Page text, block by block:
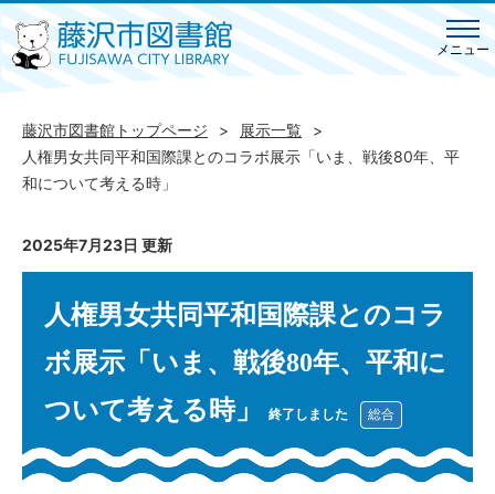
メニュー
藤沢市図書館トップページ
展示一覧
人権男女共同平和国際課とのコラボ展示「いま、戦後80年、平
和について考える時」
2025年7月23日 更新
人権男女共同平和国際課とのコラ
ボ展示「いま、戦後80年、平和に
ついて考える時」
終了しました 総合